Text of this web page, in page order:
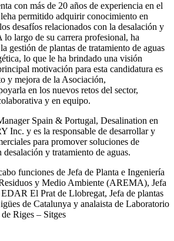
con más de 20 años de experiencia en el
permitido adquirir conocimiento en
desafíos relacionados con la desalación y
lo largo de su carrera profesional, ha
gestión de plantas de tratamiento de aguas
lo que le ha brindado una visión
motivación para esta candidatura es
y mejora de la Asociación,
en los nuevos retos del sector,
y en equipo.
Spain & Portugal, Desalination en
Inc. y es la responsable de desarrollar y
para promover soluciones de
y tratamiento de aguas.
funciones de Jefa de Planta e Ingeniería
y Medio Ambiente (AREMA), Jefa
El Prat de Llobregat, Jefa de plantas
de Catalunya y analaista de Laboratorio
Riges – Sitges